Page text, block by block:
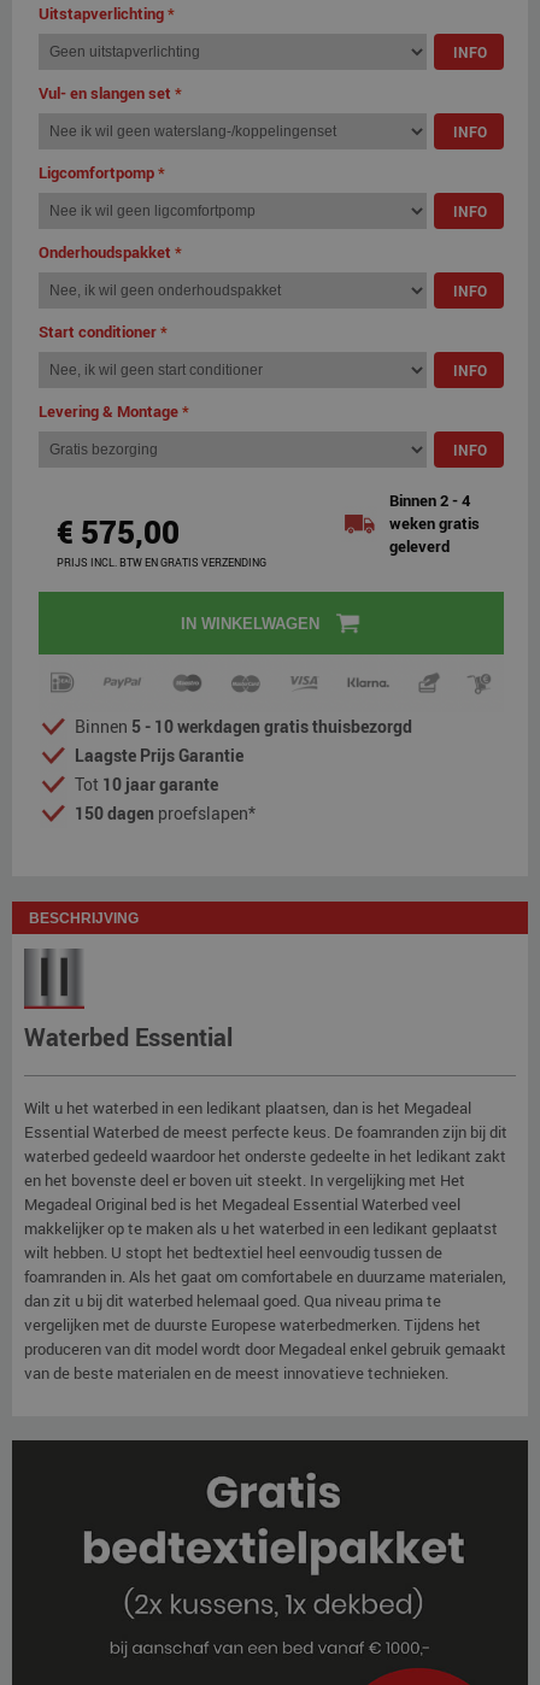
Uitstapverlichting*
INFO
Vul- en slangen set *
INFO
Ligcomfortpomp*
INFO
Onderhoudspakket *
INFO
Start conditioner*
INFO
Levering & Montage*
INFO
€ 575,00
PRIJS INCL. BTW EN GRATIS VERZENDING
Binnen 2 - 4
weken gratis
geleverd
IN WINKELWAGEN
Binnen 5 - 10 werkdagen gratis thuisbezorgd
Laagste Prijs Garantie
Tot 10 jaar garante
150 dagen proefslapen*
BESCHRIJVING
Waterbed Essential
Wilt u het waterbed in een ledikant plaatsen, dan is het Megadeal
Essential Waterbed de meest perfecte keus. De foamranden zijn bij dit
waterbed gedeeld waardoor het onderste gedeelte in het ledikant zakt
en het bovenste deel er boven uit steekt. In vergelijking met Het
Megadeal Original bed is het Megadeal Essential Waterbed veel
makkelijker op te maken als u het waterbed in een ledikant geplaatst
wilt hebben. U stopt het bedtextiel heel eenvoudig tussen de
foamranden in. Als het gaat om comfortabele en duurzame materialen,
dan zit u bij dit waterbed helemaal goed. Qua niveau prima te
vergelijken met de duurste Europese waterbedmerken. Tijdens het
produceren van dit model wordt door Megadeal enkel gebruik gemaakt
van de beste materialen en de meest innovatieve technieken.